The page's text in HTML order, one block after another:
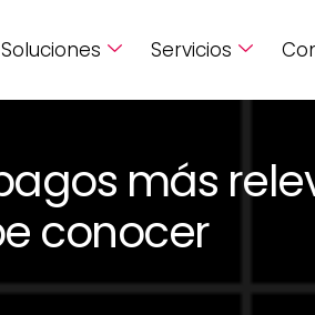
Soluciones Servicios
más
conocer